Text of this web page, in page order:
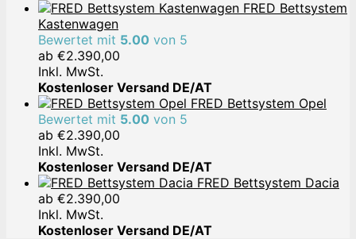
FRED Bettsystem
Kastenwagen
Bewertet mit 5.00 von 5
ab €2.390,00
Inkl. MwSt.
Kostenloser Versand DE/AT
FRED Bettsystem Opel
Bewertet mit 5.00 von 5
ab €2.390,00
Inkl. MwSt.
Kostenloser Versand DE/AT
FRED Bettsystem Dacia
ab €2.390,00
Inkl. MwSt.
Kostenloser Versand DE/AT